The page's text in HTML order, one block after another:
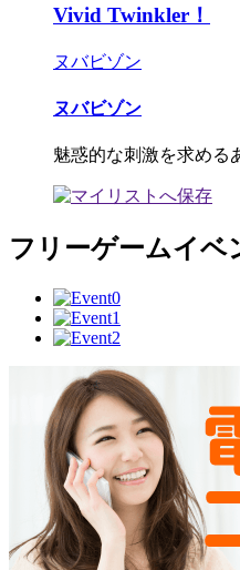
Vivid Twinkler！
ヌバビゾン
ヌバビゾン
魅惑的な刺激を求める
フリーゲームイベ